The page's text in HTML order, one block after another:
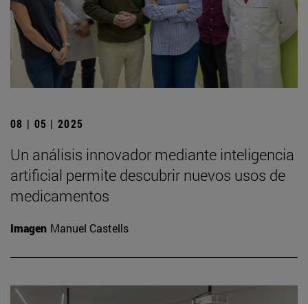
08 | 05 | 2025
Un análisis innovador mediante inteligencia
artificial permite descubrir nuevos usos de
medicamentos
Imagen Manuel Castells